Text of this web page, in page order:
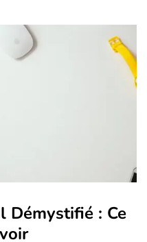
Démystifié : Ce